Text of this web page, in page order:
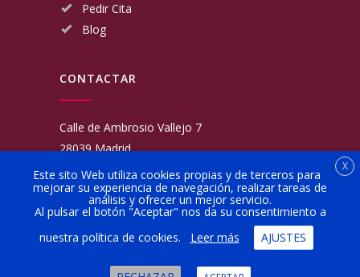
Pedir Cita
Blog
CONTACTAR
Calle de Ambrosio Vallejo 7
28039 Madrid
Fijo:
913 117 462
Movil:
676 566 970
administracion@talleresgarciamartinezehijos.com
Lun a Vier:
9:00 a 14:00
16:00 a 20:00
X
Este sito Web utiliza cookies propias y de terceros para
mejorar su experiencia de navegación, realizar tareas de
análisis y ofrecer un mejor servicio.
Al pulsar el botón "Aceptar" nos da su consentimiento a
nuestra política de cookies.
Leer más AJUSTES